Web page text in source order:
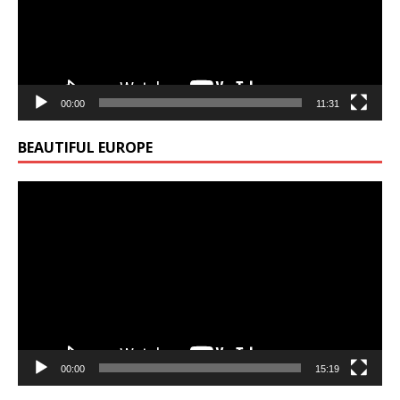
00:00 11:31
BEAUTIFUL EUROPE
00:00 15:19